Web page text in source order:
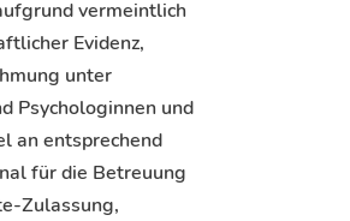
vermeintlich
Evidenz,
unter
Psychologinnen und
an entsprechend
für die Betreuung
Zulassung,